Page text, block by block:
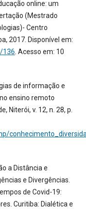
online: um
(Mestrado
Centro
2017. Disponível em:
136 . Acesso em: 10
de informação e
ensino remoto
Niterói, v. 12, n. 28, p.
a Distância e
e Divergências.
de Covid-19:
Curitiba: Dialética e